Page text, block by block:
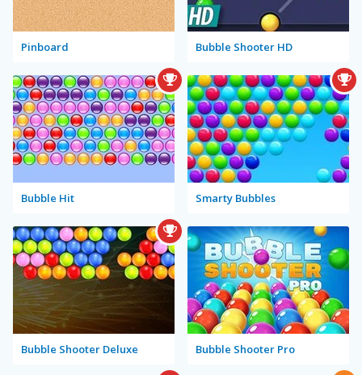
Pinboard Bubble Shooter HD
Bubble Hit Smarty Bubbles
Bubble Shooter Deluxe Bubble Shooter Pro